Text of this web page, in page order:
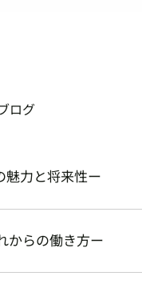
ログ
魅力と将来性ー
からの働き方ー